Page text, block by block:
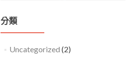
分類
Uncategorized (2)